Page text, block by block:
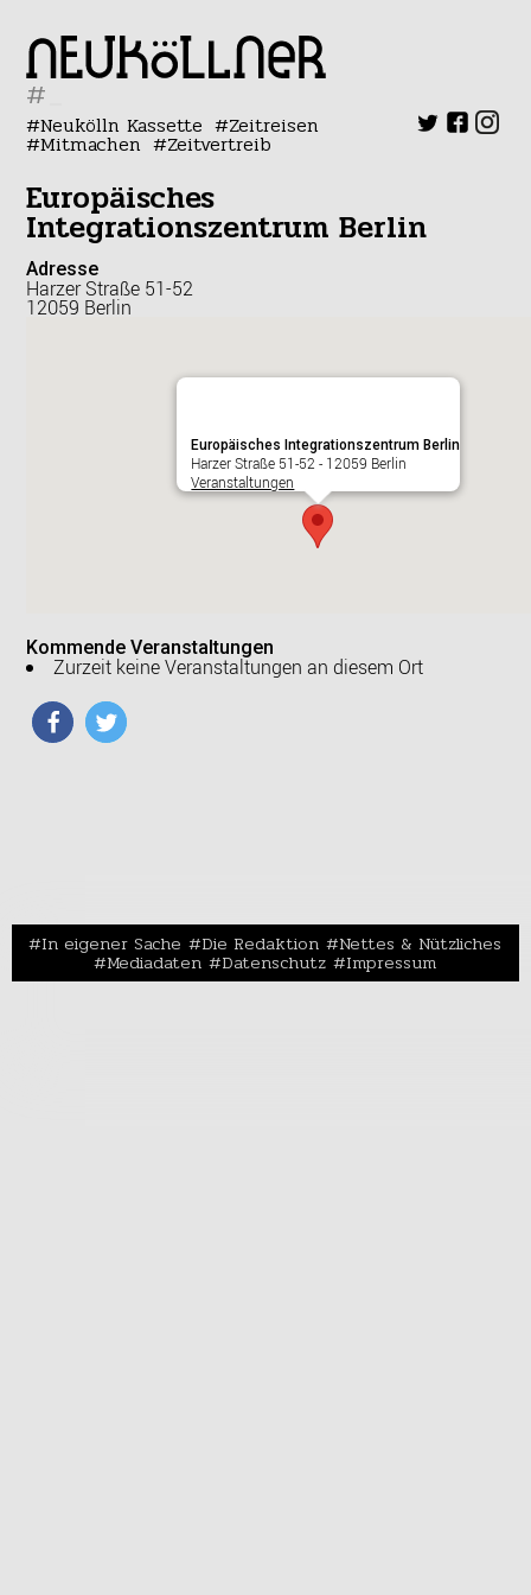
#
Neukölln Kassette Zeitreisen
Mitmachen Zeitvertreib
Europäisches
Integrationszentrum Berlin
Adresse
Harzer Straße 51-52
12059 Berlin
Europäisches Integrationszentrum Berlin
Harzer Straße 51-52 - 12059 Berlin
Veranstaltungen
Kommende Veranstaltungen
Zurzeit keine Veranstaltungen an diesem Ort
In eigener Sache Die Redaktion Nettes & Nützliches
Mediadaten Datenschutz Impressum